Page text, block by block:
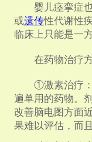
婴儿痉挛症也
或遗传性代谢性
临床上只能是一
在药物治疗方
①激素治疗：
遍单用的药物。
改善脑电图方面
果难以评估，而